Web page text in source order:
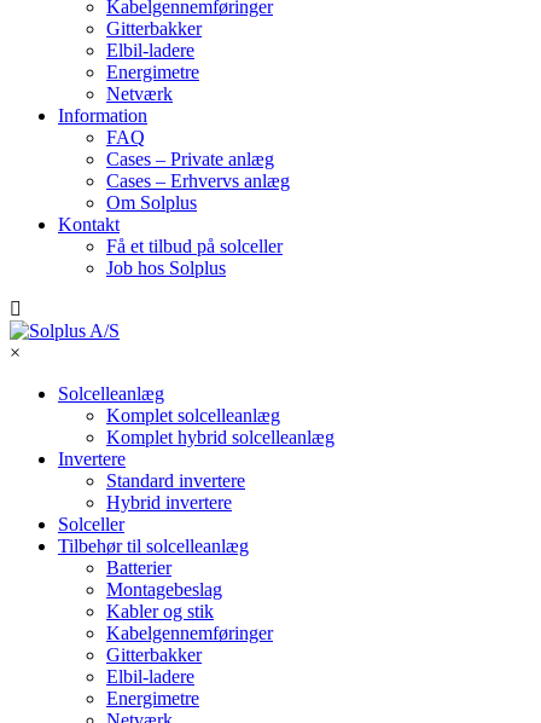
Kabelgennemføringer
Gitterbakker
Elbil-ladere
Energimetre
Netværk
Information
FAQ
Cases – Private anlæg
Cases – Erhvervs anlæg
Om Solplus
Kontakt
Få et tilbud på solceller
Job hos Solplus
×
Solcelleanlæg
Komplet solcelleanlæg
Komplet hybrid solcelleanlæg
Invertere
Standard invertere
Hybrid invertere
Solceller
Tilbehør til solcelleanlæg
Batterier
Montagebeslag
Kabler og stik
Kabelgennemføringer
Gitterbakker
Elbil-ladere
Energimetre